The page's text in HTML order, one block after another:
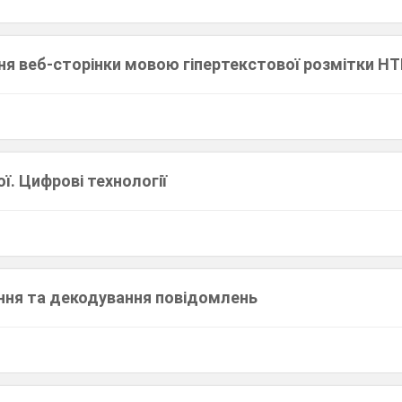
веб-сторінки мовою гіпертекстової розмітки
Цифрові технології
та декодування повідомлень